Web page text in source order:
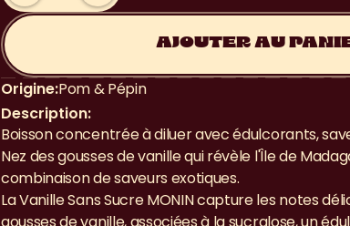
AJOUTER AU
Origine:Pom & Pépin
Description:
Boisson concentrée à diluer avec édulcorants,
Nez des gousses de vanille qui révèle l'Île de
combinaison de saveurs exotiques.
La Vanille Sans Sucre MONIN capture les notes